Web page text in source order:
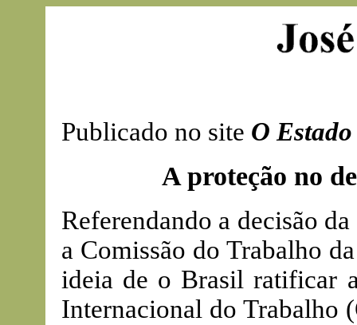
Publicado no site O
A proteção no
Referendando a decisão
a Comissão do Trabalho
ideia de o Brasil ratificar
Internacional do Trabalho